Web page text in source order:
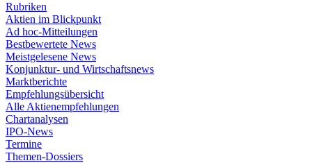
Rubriken
Aktien im Blickpunkt
Ad hoc-Mitteilungen
Bestbewertete News
Meistgelesene News
Konjunktur- und Wirtschaftsnews
Marktberichte
Empfehlungsübersicht
Alle Aktienempfehlungen
Chartanalysen
IPO-News
Termine
Themen-Dossiers